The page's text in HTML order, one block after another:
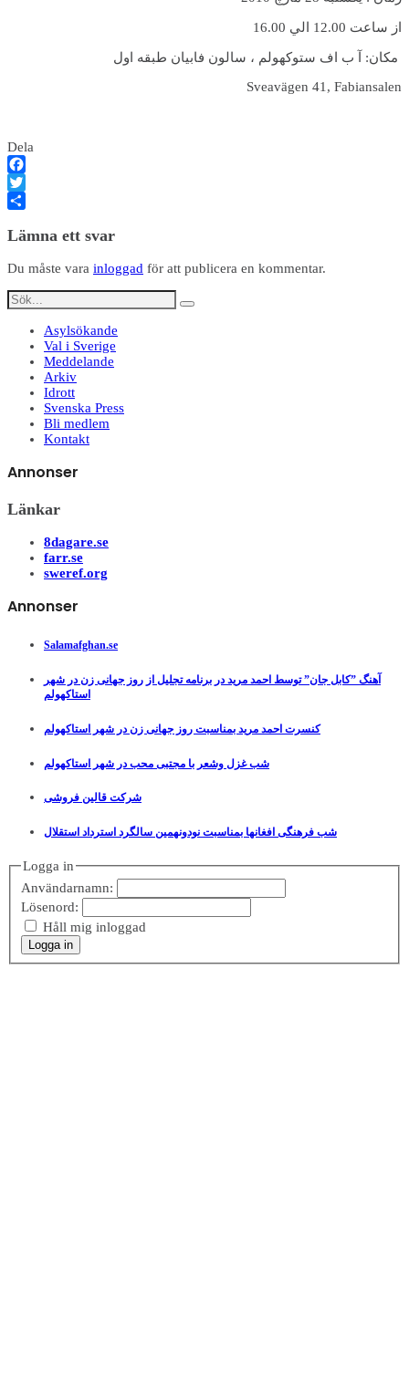
از ساعت 12.00 الي 16.00
Sveavägen 41, Fabiansalen
Dela
Facebook
Twitter
Lämna ett svar
Du måste vara inloggad för att publicera en kommentar.
Asylsökande
Val i Sverige
Meddelande
Arkiv
Idrott
Svenska Press
Bli medlem
Kontakt
Annonser
Länkar
8dagare.se
farr.se
sweref.org
Annonser
Salamafghan.se
آهنگ ”کابل جان” توسط احمد مرید در برنامه تجلیل از روز جهانی زن در شهر
استاکهولم
کنسرت احمد مرید بمناسبت روز جهانی زن در شهر استاکهولم
شب غزل وشعر با مجتبی محب در شهر استاکهولم
شرکت قالین فروشی
شب فرهنگی افغانها بمناسبت نودونهمین سالگرد استرداد استقلال
Logga in
Användarnamn:
Lösenord:
Håll mig inloggad
Logga in